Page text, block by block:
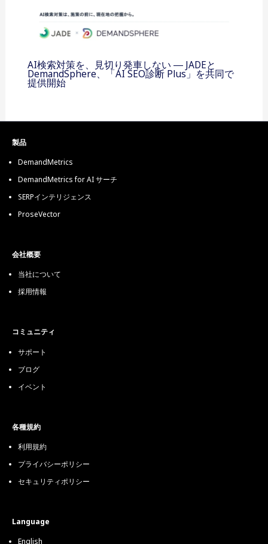
AI検索対策を、見切り発車しない ― JADEと
DemandSphere、「AI SEO診断 Plus」を共同で
提供開始
製品
DemandMetrics
DemandMetrics for AI サーチ
SERPインテリジェンス
ProseVector
会社概要
当社について
採用情報
コミュニティ
サポート
ブログ
イベント
各種規約
利用規約
プライバシーポリシー
セキュリティポリシー
Language
English